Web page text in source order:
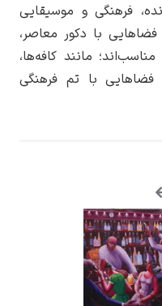
موسیقایی
معاصر،
کافه‌ها،
تم فرهنگی